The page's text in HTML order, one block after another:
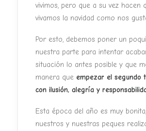
vivimos, pero que a su vez hacen
vivamos la navidad como nos
Por esto, debemos poner un
nuestra parte para intentar
situación lo antes posible y que
manera que empezar el segundo
con ilusión, alegría y
Esta época del año es muy
nuestros y nuestras peques